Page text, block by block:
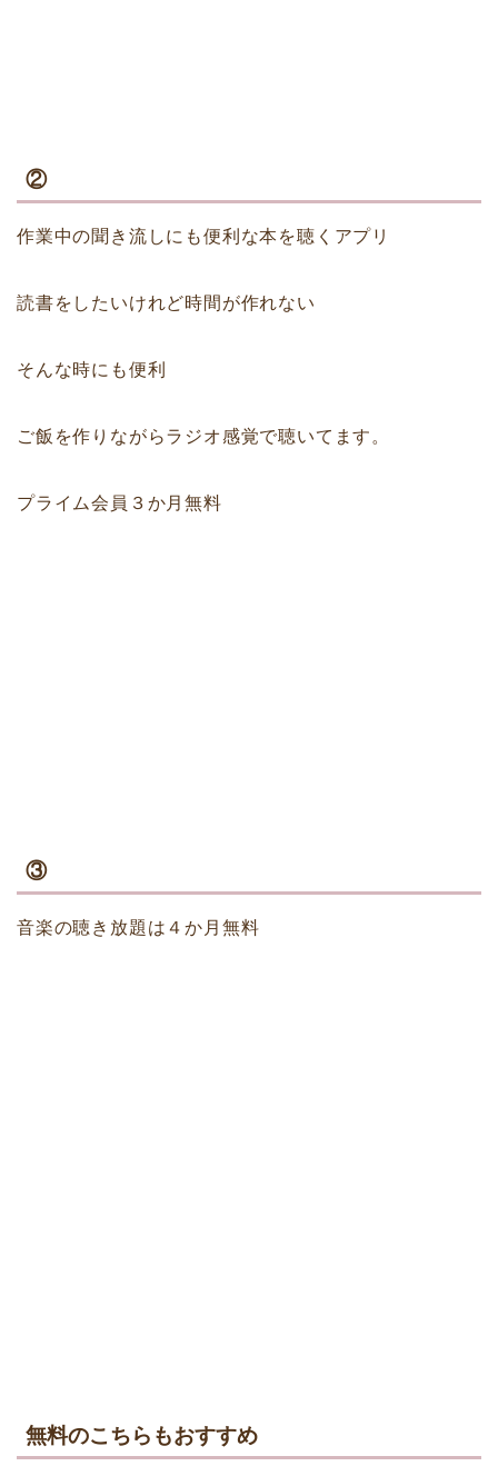
②
作業中の聞き流しにも便利な本を聴くアプリ
読書をしたいけれど時間が作れない
そんな時にも便利
ご飯を作りながらラジオ感覚で聴いてます。
プライム会員３か月無料
③
音楽の聴き放題は４か月無料
無料のこちらもおすすめ